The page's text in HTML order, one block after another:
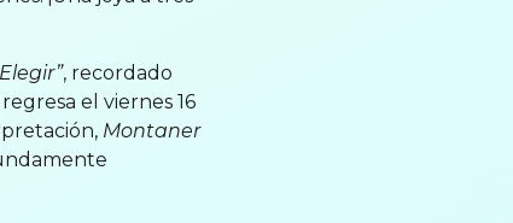
, recordado
regresa el viernes 16
Montaner